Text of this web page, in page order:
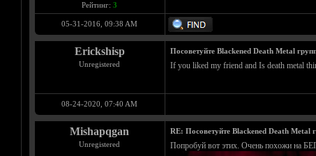
Рейтинг: 3
05-31-2016, 09:38 AM
Erickshisp
Unregistered
Посоветуйте Blackened Death Metal
If you liked my friend and Is death metal
08-24-2020, 07:40 AM
Mishapqgan
Unregistered
RE: Посоветуйте Blackened Death Metal
Попробуй вот этих. Очень похожи на